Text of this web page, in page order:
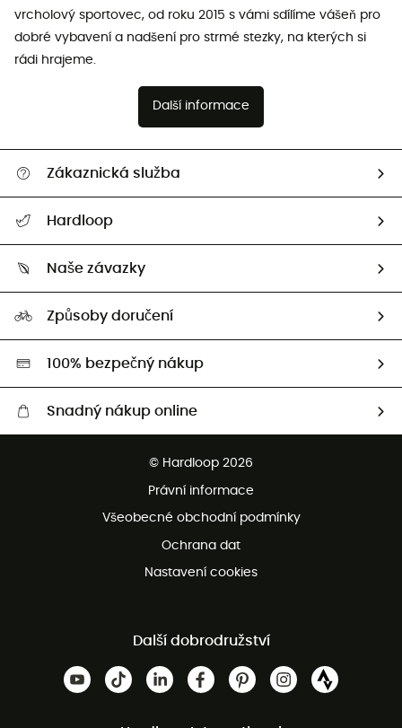
vrcholový sportovec, od roku 2015 s vámi sdílíme vášeň pro
dobré vybavení a nadšení pro strmé stezky, na kterých si
rádi hrajeme.
Další informace
Zákaznická služba
Vrácení zboží a peněz
Hardloop
Naši Ambasadoři
Naše závazky
Second hand
HardGreen
Způsoby doručení
100% bezpečný nákup
Snadný nákup online
Bezplatné vrácení do 100 dnů
Bezplatná zákaznická služba
© Hardloop 2026
Právní informace
Všeobecné obchodní podmínky
Ochrana dat
Nastavení cookies
Další dobrodružství